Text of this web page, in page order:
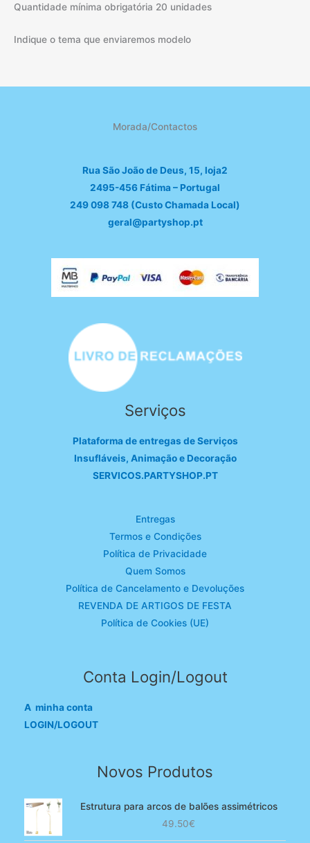
Quantidade mínima obrigatória 20 unidades
Indique o tema que enviaremos modelo
Morada/Contactos
Rua São João de Deus, 15, loja2
2495-456 Fátima – Portugal
249 098 748 (Custo Chamada Local)
geral@partyshop.pt
Serviços
Plataforma de entregas de Serviços
Insufláveis, Animação e Decoração
SERVICOS.PARTYSHOP.PT
Entregas
Termos e Condições
Política de Privacidade
Quem Somos
Política de Cancelamento e Devoluções
REVENDA DE ARTIGOS DE FESTA
Política de Cookies (UE)
Conta Login/Logout
A minha conta
LOGIN/LOGOUT
Novos Produtos
Estrutura para arcos de balões assimétricos
49.50€